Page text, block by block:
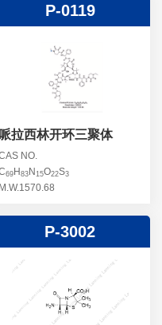
P-0119
哌拉西林开环三聚体
NO.
69H 83N 15O22S3
M.W.1570.68
P-3002